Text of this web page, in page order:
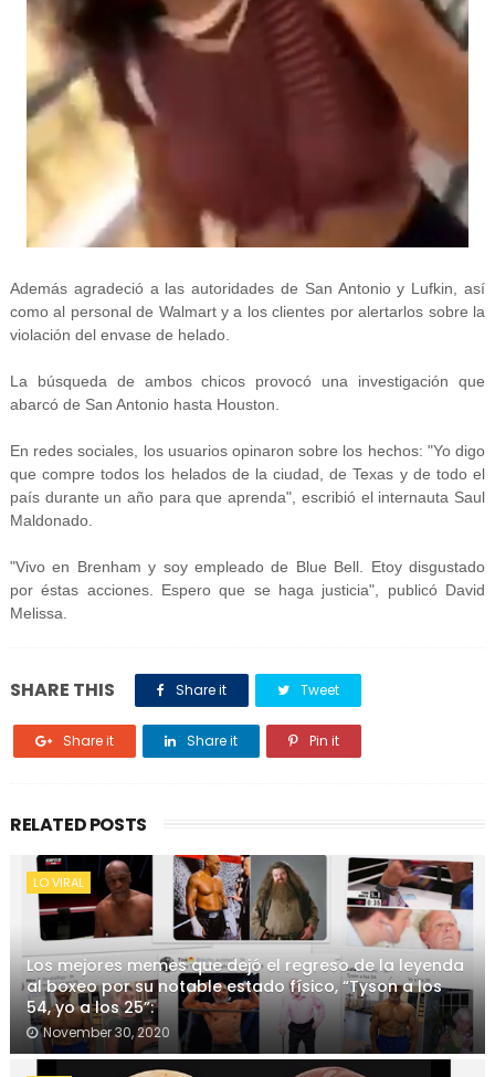
Además agradeció a las autoridades de San Antonio y Lufkin, así
como al personal de Walmart y a los clientes por alertarlos sobre la
violación del envase de helado.
La búsqueda de ambos chicos provocó una investigación que
abarcó de San Antonio hasta Houston.
En redes sociales, los usuarios opinaron sobre los hechos: "Yo digo
que compre todos los helados de la ciudad, de Texas y de todo el
país durante un año para que aprenda", escribió el internauta Saul
Maldonado.
"Vivo en Brenham y soy empleado de Blue Bell. Etoy disgustado
por éstas acciones. Espero que se haga justicia", publicó David
Melissa.
SHARE THIS Share it Tweet
Share it Share it Pin it
RELATED POSTS
LO VIRAL
Los mejores memes que dejó el regreso de la leyenda
al boxeo por su notable estado físico, “Tyson a los
54, yo a los 25”:
November 30, 2020